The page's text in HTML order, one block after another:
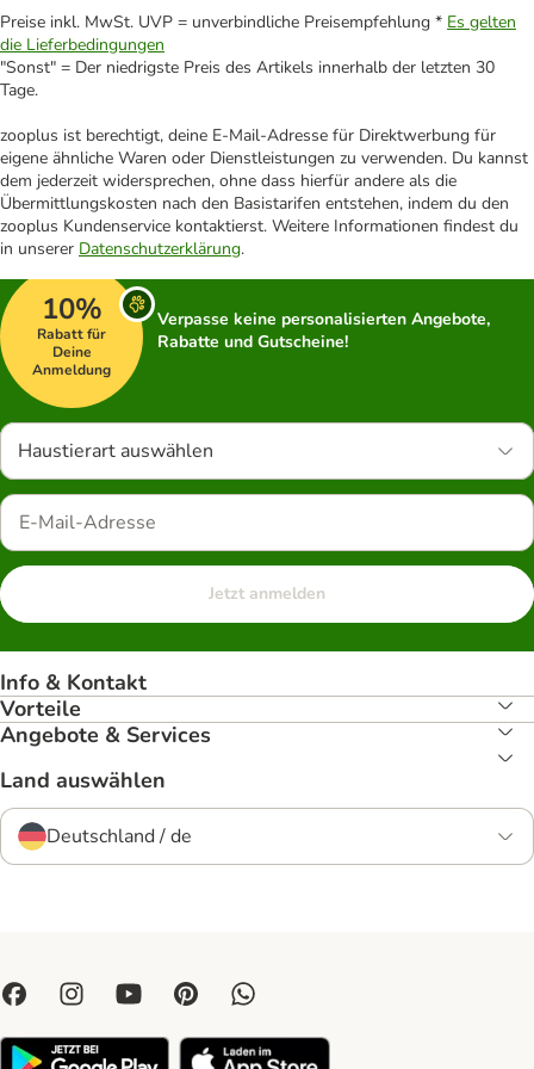
Preise inkl. MwSt. UVP = unverbindliche Preisempfehlung * Es gelten
die Lieferbedingungen
"Sonst" = Der niedrigste Preis des Artikels innerhalb der letzten 30
Tage.
zooplus ist berechtigt, deine E-Mail-Adresse für Direktwerbung für
eigene ähnliche Waren oder Dienstleistungen zu verwenden. Du kannst
dem jederzeit widersprechen, ohne dass hierfür andere als die
Übermittlungskosten nach den Basistarifen entstehen, indem du den
zooplus Kundenservice kontaktierst. Weitere Informationen findest du
in unserer Datenschutzerklärung.
10%
Rabatt für
Deine
Anmeldung
Verpasse keine personalisierten Angebote,
Rabatte und Gutscheine!
Haustierart auswählen
Jetzt anmelden
Info & Kontakt
Vorteile
Angebote & Services
Land auswählen
Deutschland / de